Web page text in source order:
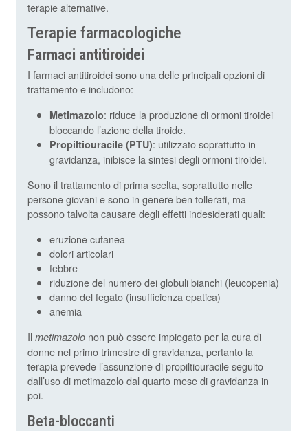
terapie alternative.
Terapie farmacologiche
Farmaci antitiroidei
I farmaci antitiroidei sono una delle principali opzioni di
trattamento e includono:
Metimazolo: riduce la produzione di ormoni tiroidei
bloccando l’azione della tiroide.
Propiltiouracile (PTU): utilizzato soprattutto in
gravidanza, inibisce la sintesi degli ormoni tiroidei.
Sono il trattamento di prima scelta, soprattutto nelle
persone giovani e sono in genere ben tollerati, ma
possono talvolta causare degli effetti indesiderati quali:
eruzione cutanea
dolori articolari
febbre
riduzione del numero dei globuli bianchi (leucopenia)
danno del fegato (insufficienza epatica)
anemia
Il metimazolo non può essere impiegato per la cura di
donne nel primo trimestre di gravidanza, pertanto la
terapia prevede l’assunzione di propiltiouracile seguito
dall’uso di metimazolo dal quarto mese di gravidanza in
poi.
Beta-bloccanti